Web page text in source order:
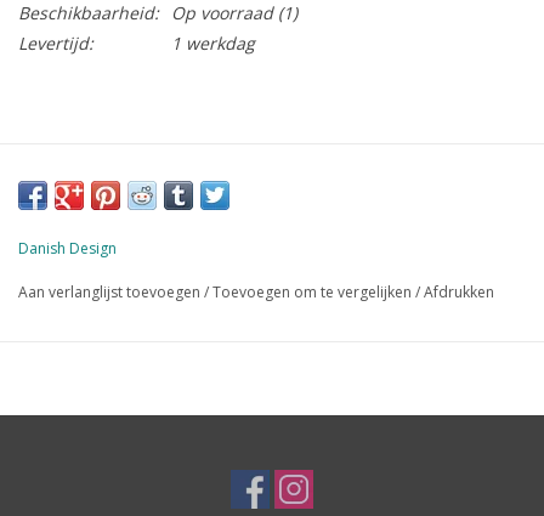
Beschikbaarheid:
Op voorraad(1)
Levertijd:
1 werkdag
Danish Design
Aan verlanglijst toevoegen /Toevoegen om te vergelijken /Afdrukken